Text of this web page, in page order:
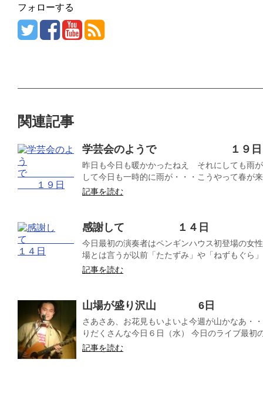
フォローする
関連記事
学芸会のようで １９日
昨日も今日も暖かかったねえ それにしても雨
して今日も一時的に雨が・・・こうやって春が
記事を読む
感謝して １４日
今日最初の演奏者はペンギンハウス初登場の
場とは言うが以前「たたずみ」や「ねずもぐら
記事を読む
山場が盛り沢山 6日
さあさあ、お花見もいよいよ今週が山かなあ・
りだくさんな今日６日（水） 今日のライブ最初
記事を読む